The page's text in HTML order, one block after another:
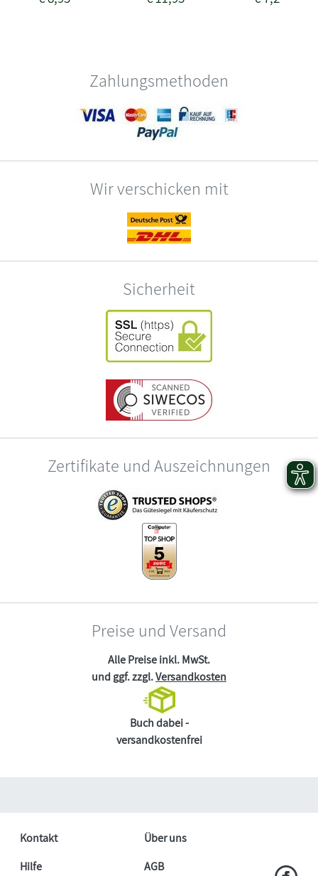
Zahlungsmethoden
Wir verschicken mit
Sicherheit
Zertifikate und Auszeichnungen
Preise und Versand
Alle Preise inkl. MwSt.
und ggf. zzgl.Versandkosten
Buch dabei -
versandkostenfrei
Kontakt
Über uns
Hilfe
AGB